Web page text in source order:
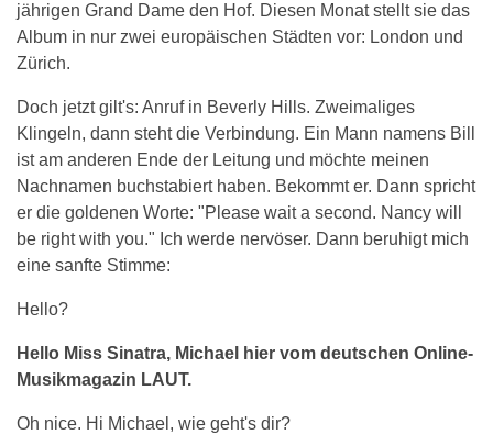
jährigen Grand Dame den Hof. Diesen Monat stellt sie das
Album in nur zwei europäischen Städten vor: London und
Zürich.
Doch jetzt gilt's: Anruf in Beverly Hills. Zweimaliges
Klingeln, dann steht die Verbindung. Ein Mann namens Bill
ist am anderen Ende der Leitung und möchte meinen
Nachnamen buchstabiert haben. Bekommt er. Dann spricht
er die goldenen Worte: "Please wait a second. Nancy will
be right with you." Ich werde nervöser. Dann beruhigt mich
eine sanfte Stimme:
Hello?
Hello Miss Sinatra, Michael hier vom deutschen Online-
Musikmagazin LAUT.
Oh nice. Hi Michael, wie geht's dir?